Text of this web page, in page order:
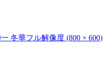
冬華フル解像度 (800 × 600)